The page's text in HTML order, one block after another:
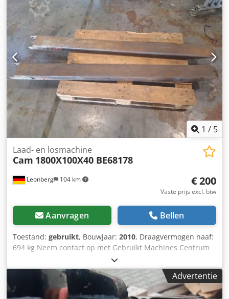
Bandenprofiel links binnen: 85%; Bandenprofiel links
buiten: 85%; Bandenprofiel rechts binnen: 85%;
Bandenprofiel rechts buiten: 85%; Vering: luchtvering
Gewichten Leeggewicht: 8.795 kg Laadvermogen: 18.205 kg
GVW: 27.000 kg Interieur Aantal zitplaatsen: 2 Onderhoud,
historie en staat Aantal eigenaren: 1 APK (Technische
keuring): goedgekeurd tot 02.2027 Productveiligheid
Fabrikant: Nijwa Used Trucks Vormerij 12 7621HL BORNE,
NL
1 / 5
Leonberg 104 km
Laad- en losmachine
Cam 1800X100X40 BE68178
€ 200
Vaste prijs excl. btw
Aanvragen Bellen
Toestand: gebruikt, Bouwjaar: 2010, Draagvermogen naaf:
694 kg Neem contact op met Gebruikt Machines Centrum
voor meer informatie. Dsdpfx Aszqi Txec Teck DE01
Advertentie